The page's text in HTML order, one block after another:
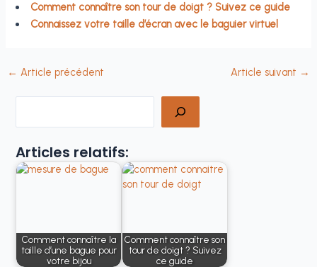
Comment connaître son tour de doigt ? Suivez ce guide
Connaissez votre taille d’écran avec le baguier virtuel
← Article précédent Article suivant →
Articles relatifs:
Comment connaître la
taille d’une bague pour
votre bijou
Comment connaître son
tour de doigt ? Suivez
ce guide